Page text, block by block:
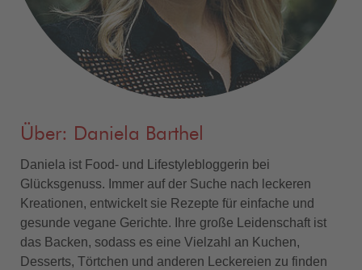
Über: Daniela Barthel
Daniela ist Food- und Lifestylebloggerin bei
Glücksgenuss. Immer auf der Suche nach leckeren
Kreationen, entwickelt sie Rezepte für einfache und
gesunde vegane Gerichte. Ihre große Leidenschaft ist
das Backen, sodass es eine Vielzahl an Kuchen,
Desserts, Törtchen und anderen Leckereien zu finden